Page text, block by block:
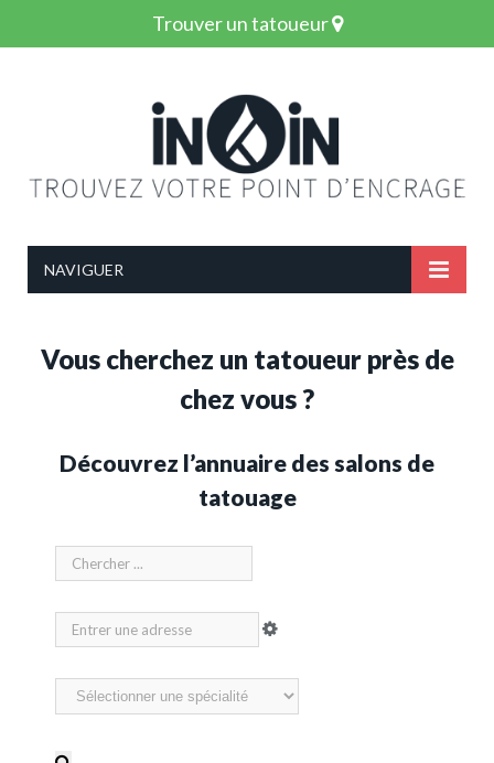
Trouver un tatoueur
NAVIGUER
Vous cherchez un tatoueur près de
chez vous ?
Découvrez l’annuaire des salons de
tatouage